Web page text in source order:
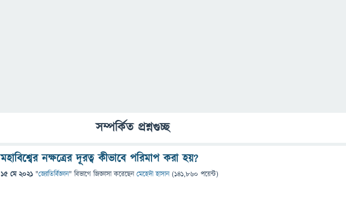
সম্পর্কিত প্রশ্নগুচ্ছ
মহাবিশ্বের নক্ষত্রের দূরত্ব কীভাবে পরিমাপ করা হয়?
15 মে 2021 "জ্যোতির্বিজ্ঞান" বিভাগে জিজ্ঞাসাকরেছেনমেহেদী হাসান (141,860 পয়েন্ট)